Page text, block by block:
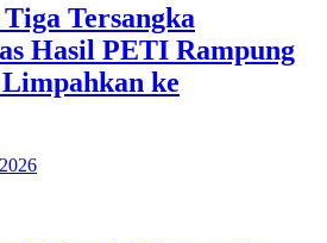
Tersangka
Hasil PETI Rampung
ke